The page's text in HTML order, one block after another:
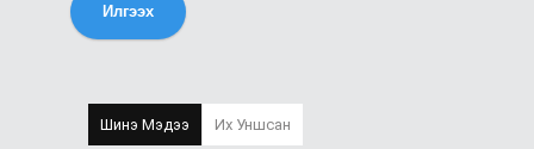
Илгээх
Шинэ Мэдээ Их Уншсан